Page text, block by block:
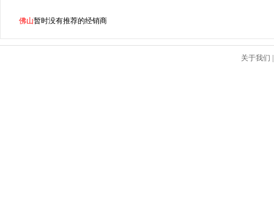
佛山暂时没有推荐的经销商
关于我们